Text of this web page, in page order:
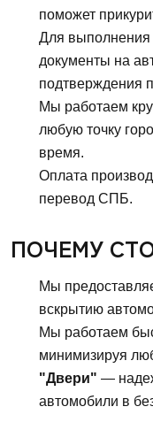
поможет
Для выполнения
документы на
подтверждения
Мы работаем
любую точку
время.
Оплата
перевод СПБ.
ПОЧЕМУ
Мы
вскрытию
Мы работаем
минимизируя
"Двери" —
автомобили в